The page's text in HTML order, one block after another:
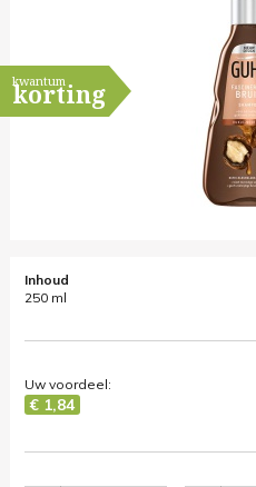
kwantum
korting
Inhoud
250 ml
Uw voordeel:
€ 1,84